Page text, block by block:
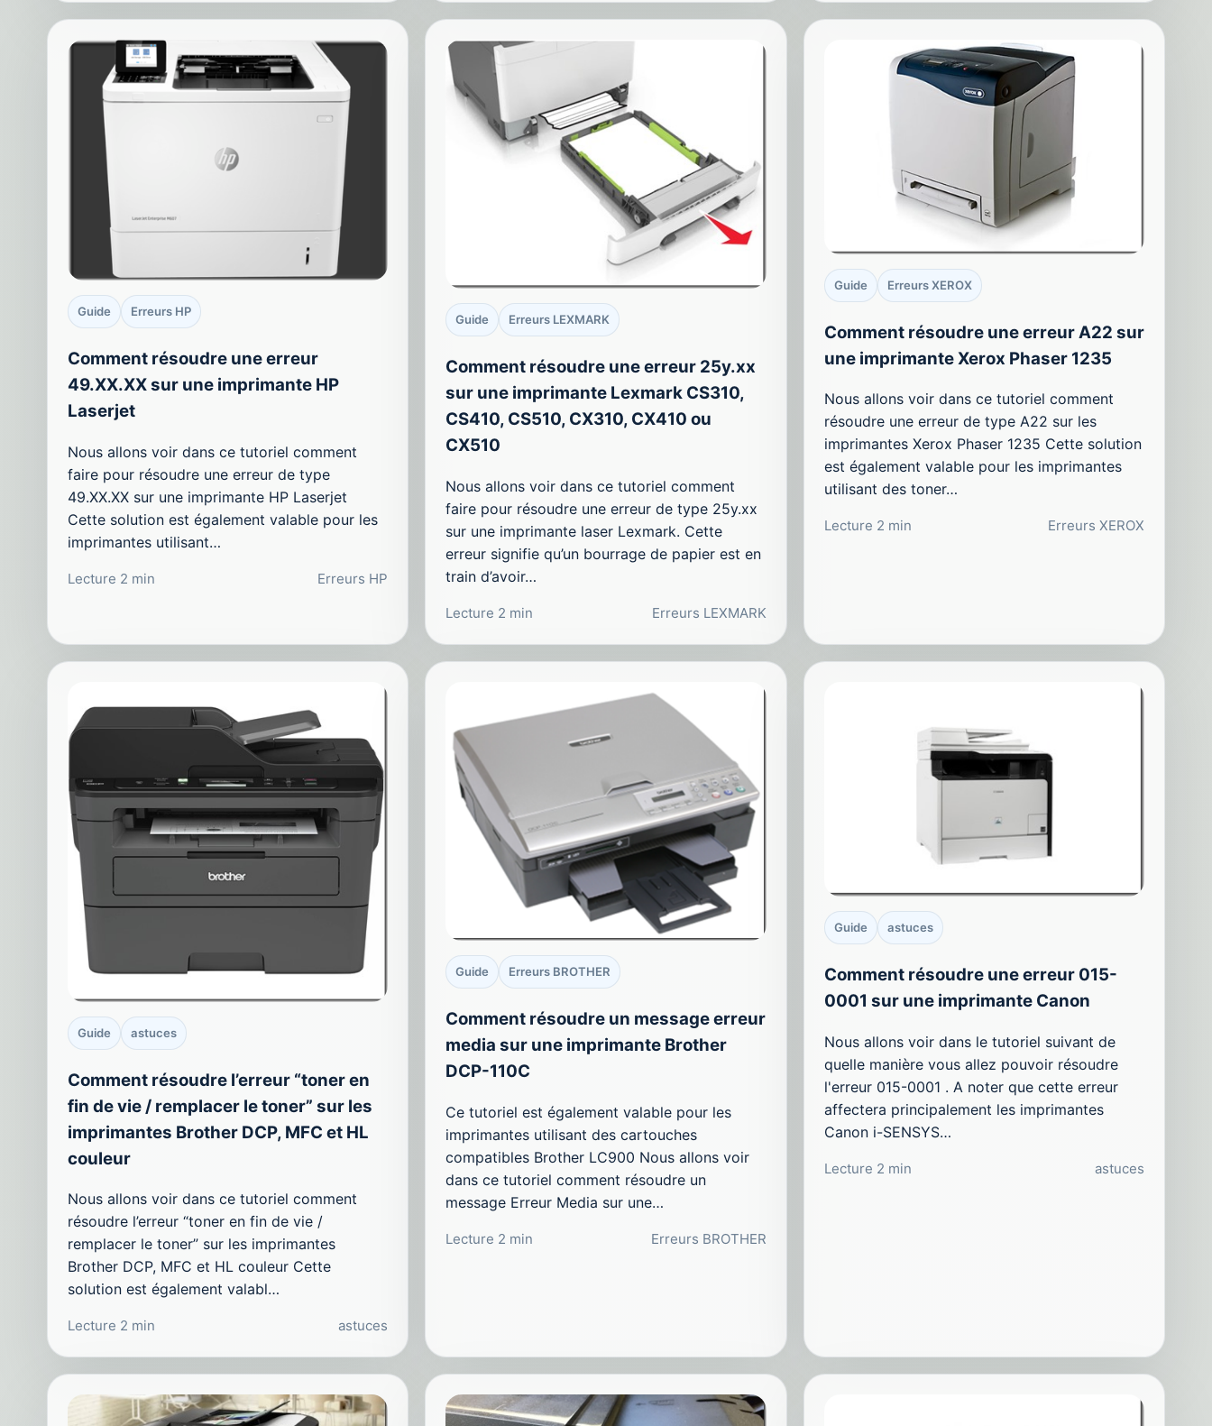
Guide Erreurs HP
Comment résoudre une erreur
49.XX.XX sur une imprimante HP
Laserjet
Nous allons voir dans ce tutoriel comment
faire pour résoudre une erreur de type
49.XX.XX sur une imprimante HP Laserjet
Cette solution est également valable pour les
imprimantes utilisant…
Lecture 2 min Erreurs HP
Guide Erreurs LEXMARK
Comment résoudre une erreur 25y.xx
sur une imprimante Lexmark CS310,
CS410, CS510, CX310, CX410 ou
CX510
Nous allons voir dans ce tutoriel comment
faire pour résoudre une erreur de type 25y.xx
sur une imprimante laser Lexmark. Cette
erreur signifie qu’un bourrage de papier est en
train d’avoir…
Lecture 2 min Erreurs LEXMARK
Guide Erreurs XEROX
Comment résoudre une erreur A22 sur
une imprimante Xerox Phaser 1235
Nous allons voir dans ce tutoriel comment
résoudre une erreur de type A22 sur les
imprimantes Xerox Phaser 1235 Cette solution
est également valable pour les imprimantes
utilisant des toner…
Lecture 2 min Erreurs XEROX
Guide astuces
Comment résoudre l’erreur “toner en
fin de vie / remplacer le toner” sur les
imprimantes Brother DCP, MFC et HL
couleur
Nous allons voir dans ce tutoriel comment
résoudre l’erreur “toner en fin de vie /
remplacer le toner” sur les imprimantes
Brother DCP, MFC et HL couleur Cette
solution est également valabl…
Lecture 2 min astuces
Guide Erreurs BROTHER
Comment résoudre un message erreur
media sur une imprimante Brother
DCP-110C
Ce tutoriel est également valable pour les
imprimantes utilisant des cartouches
compatibles Brother LC900 Nous allons voir
dans ce tutoriel comment résoudre un
message Erreur Media sur une…
Lecture 2 min Erreurs BROTHER
Guide astuces
Comment résoudre une erreur 015-
0001 sur une imprimante Canon
Nous allons voir dans le tutoriel suivant de
quelle manière vous allez pouvoir résoudre
l'erreur 015-0001 . A noter que cette erreur
affectera principalement les imprimantes
Canon i-SENSYS…
Lecture 2 min astuces